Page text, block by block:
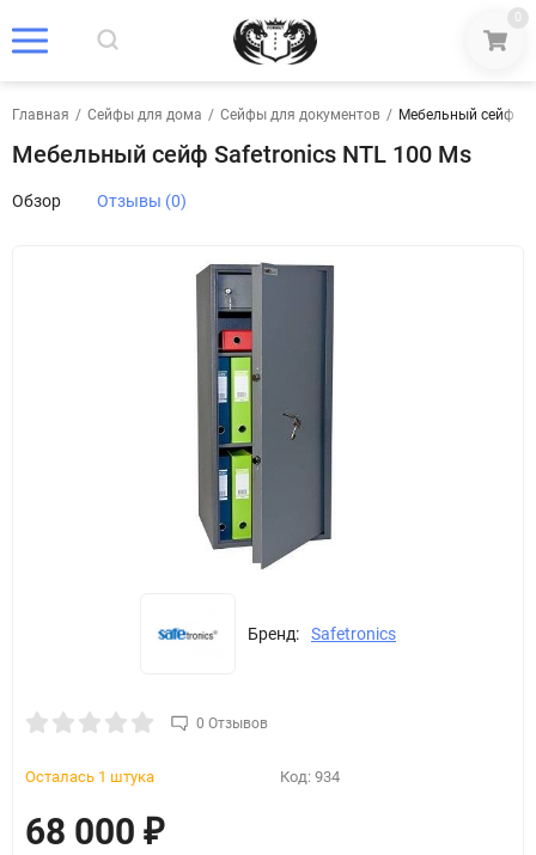
0
Главная / Сейфы для дома / Сейфы для документов / Мебельный сейф
Мебельный сейф Safetronics NTL 100 Ms
Обзор Отзывы (0)
Бренд: Safetronics
0 Отзывов
Осталась 1 штука Код: 934
68 000 ₽